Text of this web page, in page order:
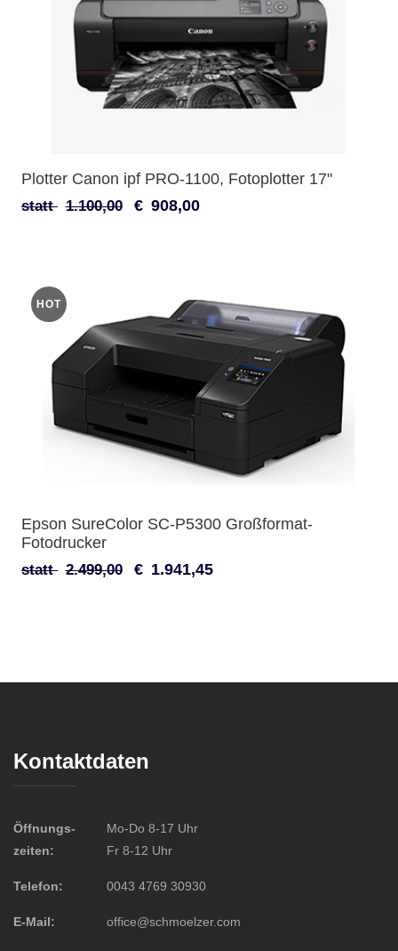
Plotter Canon ipf PRO-1100, Fotoplotter 17"
statt 1.100,00 € 908,00
HOT
Epson SureColor SC-P5300 Großformat-
Fotodrucker
statt 2.499,00 € 1.941,45
Kontaktdaten
Öffnungs-
zeiten:
Mo-Do 8-17 Uhr
Fr 8-12 Uhr
Telefon: 0043 4769 30930
E-Mail: office@schmoelzer.com